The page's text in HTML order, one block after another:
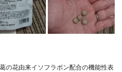
の花由来イソフラボン配合の機能性表